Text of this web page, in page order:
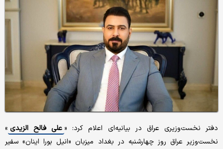
دفتر نخست‌وزیری عراق در بیانیه‌ای اعلام کرد: « علی فالح الزیدی »
نخست‌وزیر عراق روز چهارشنبه در بغداد میزبان «انیل بورا اینان» سفیر